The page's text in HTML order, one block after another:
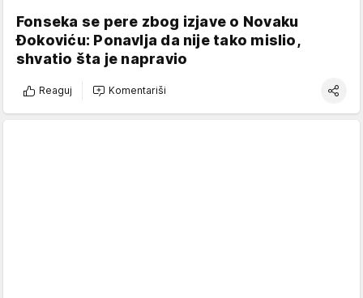
Fonseka se pere zbog izjave o Novaku
Đokoviću: Ponavlja da nije tako mislio,
shvatio šta je napravio
Reaguj Komentariši